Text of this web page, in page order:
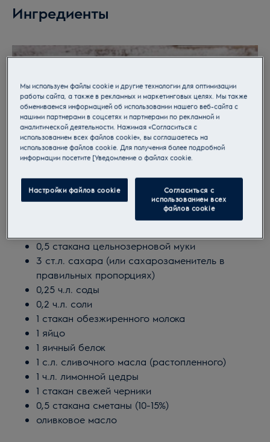
Ингредиенты
0,5 стакана цельнозерновой муки
3 ст.л. сахара (или сахарозаменитель в
правильных пропорциях)
0,25 ч.л. соды
0,2 ч.л. соли
1 стакан обезжиренного молока
1 яйцо
1 яичный белок
1 с.л. сливочного масла (растопленного)
1 ч.л. лимонной цедры
1 стакан свежей черники
0,5 стакана сметаны (10-15%)
оливковое масло
Мы используем файлы cookie и другие технологии для оптимизации
работы сайта, а также в рекламных и маркетинговых целях. Мы также
обмениваемся информацией об использовании нашего веб-сайта с
нашими партнерами в соцсетях и партнерами по рекламной и
аналитической деятельности. Нажимая «Согласиться с
использованием всех файлов cookie», вы соглашаетесь на
использование файлов cookie. Для получения более подробной
информации посетите [Уведомление о файлах cookie.
Настройки файлов cookie
Согласиться с
использованием всех
файлов cookie